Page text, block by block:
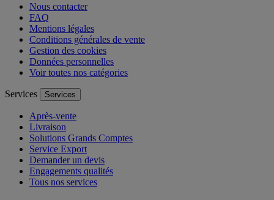
Nous contacter
FAQ
Mentions légales
Conditions générales de vente
Gestion des cookies
Données personnelles
Voir toutes nos catégories
Services Services
Après-vente
Livraison
Solutions Grands Comptes
Service Export
Demander un devis
Engagements qualités
Tous nos services